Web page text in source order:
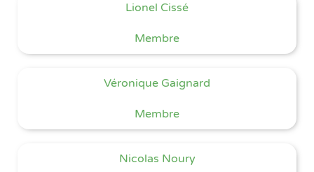
Lionel Cissé
Membre
Véronique Gaignard
Membre
Nicolas Noury